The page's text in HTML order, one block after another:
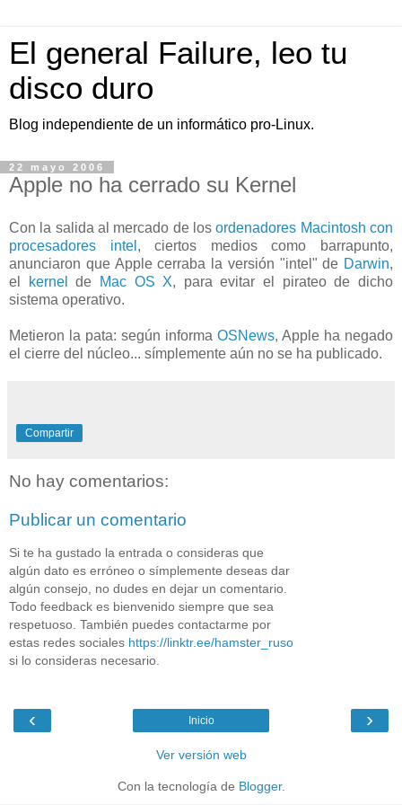
El general Failure, leo tu
disco duro
Blog independiente de un informático pro-Linux.
22 mayo 2006
Apple no ha cerrado su Kernel
Con la salida al mercado de losordenadores Macintosh con
procesadores intel , ciertos medios como barrapunto,
anunciaron que Apple cerraba la versión "intel" de Darwin,
el
kernel de Mac OS X, para evitar el pirateo de dicho
sistema operativo.
Metieron la pata: según informa OSNews, Apple ha negado
el cierre del núcleo... símplemente aún no se ha publicado.
Compartir
No hay comentarios:
Publicar un comentario
Si te ha gustado la entrada o consideras que
algún dato es erróneo o símplemente deseas dar
algún consejo, no dudes en dejar un comentario.
Todo feedback es bienvenido siempre que sea
respetuoso. También puedes contactarme por
estas redes sociales https://linktr.ee/hamster_ruso
si lo consideras necesario.
‹ ›
Inicio
Ver versión web
Con la tecnología de Blogger.